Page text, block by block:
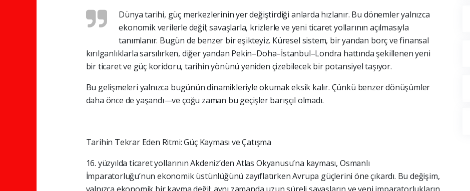
Dünya tarihi, güç merkezlerinin yer değiştirdiği anlarda hızlanır. Bu dönemler yalnızca
ekonomik verilerle değil; savaşlarla, krizlerle ve yeni ticaret yollarının açılmasıyla
tanımlanır. Bugün de benzer bir eşikteyiz. Küresel sistem, bir yandan borç ve finansal
kırılganlıklarla sarsılırken, diğer yandan Pekin–Doha–İstanbul–Londra hattında şekillenen yeni
bir ticaret ve güç koridoru, tarihin yönünü yeniden çizebilecek bir potansiyel taşıyor.
Bu gelişmeleri yalnızca bugünün dinamikleriyle okumak eksik kalır. Çünkü benzer dönüşümler
daha önce de yaşandı—ve çoğu zaman bu geçişler barışçıl olmadı.
Tarihin Tekrar Eden Ritmi: Güç Kayması ve Çatışma
16. yüzyılda ticaret yollarının Akdeniz’den Atlas Okyanusu’na kayması, Osmanlı
İmparatorluğu’nun ekonomik üstünlüğünü zayıflatırken Avrupa güçlerini öne çıkardı. Bu değişim,